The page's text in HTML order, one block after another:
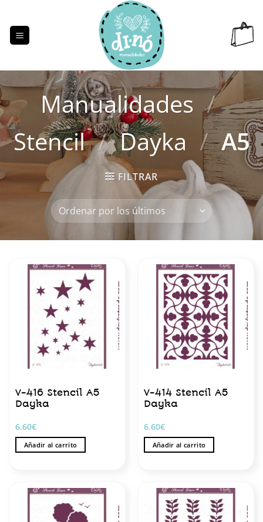
contenido
Manualidades /
Stencil / Dayka / A5
FILTRAR
V-416 Stencil A5
Dayka
6.60€
Añadir al carrito
V-414 Stencil A5
Dayka
6.60€
Añadir al carrito